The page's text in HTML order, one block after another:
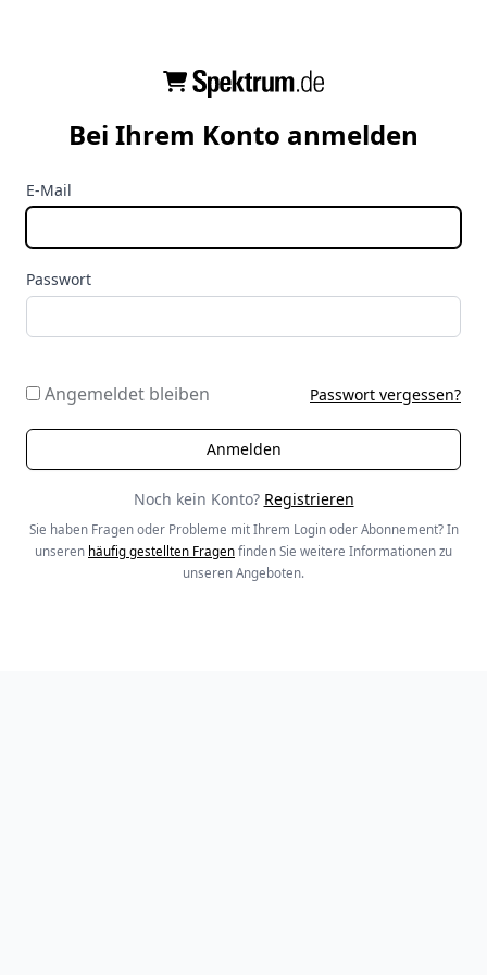
Bei Ihrem Konto anmelden
E-Mail
Passwort
Angemeldet bleiben Passwort vergessen?
Noch kein Konto? Registrieren
Sie haben Fragen oder Probleme mit Ihrem Login oder Abonnement? In
unseren häufig gestellten Fragen finden Sie weitere Informationen zu
unseren Angeboten.